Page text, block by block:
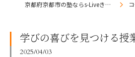
京都府京都市の塾ならs-Liveきょうと梅小路校 コラム
学びの喜びを見つける授
2025/04/03